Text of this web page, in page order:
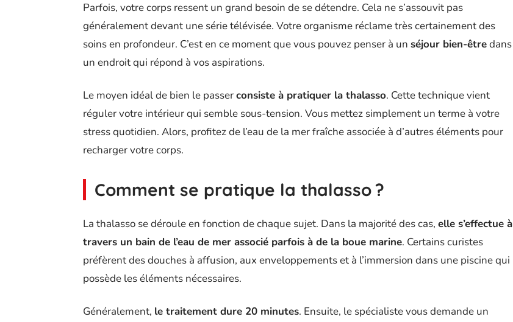
Parfois, votre corps ressent un grand besoin de se détendre. Cela ne s’assouvit pas
généralement devant une série télévisée. Votre organisme réclame très certainement des
soins en profondeur. C’est en ce moment que vous pouvez penser à un séjour bien-êtredans
un endroit qui répond à vos aspirations.
Le moyen idéal de bien le passerconsiste à pratiquer la thalasso. Cette technique vient
réguler votre intérieur qui semble sous-tension. Vous mettez simplement un terme à votre
stress quotidien. Alors, profitez de l’eau de la mer fraîche associée à d’autres éléments pour
recharger votre corps.
Comment se pratique la thalasso ?
La thalasso se déroule en fonction de chaque sujet. Dans la majorité des cas, elle s’effectue à
travers un bain de l’eau de mer associé parfois à de la boue marine. Certains curistes
préfèrent des douches à affusion, aux enveloppements et à l’immersion dans une piscine qui
possède les éléments nécessaires.
Généralement, le traitement dure 20 minutes. Ensuite, le spécialiste vous demande un